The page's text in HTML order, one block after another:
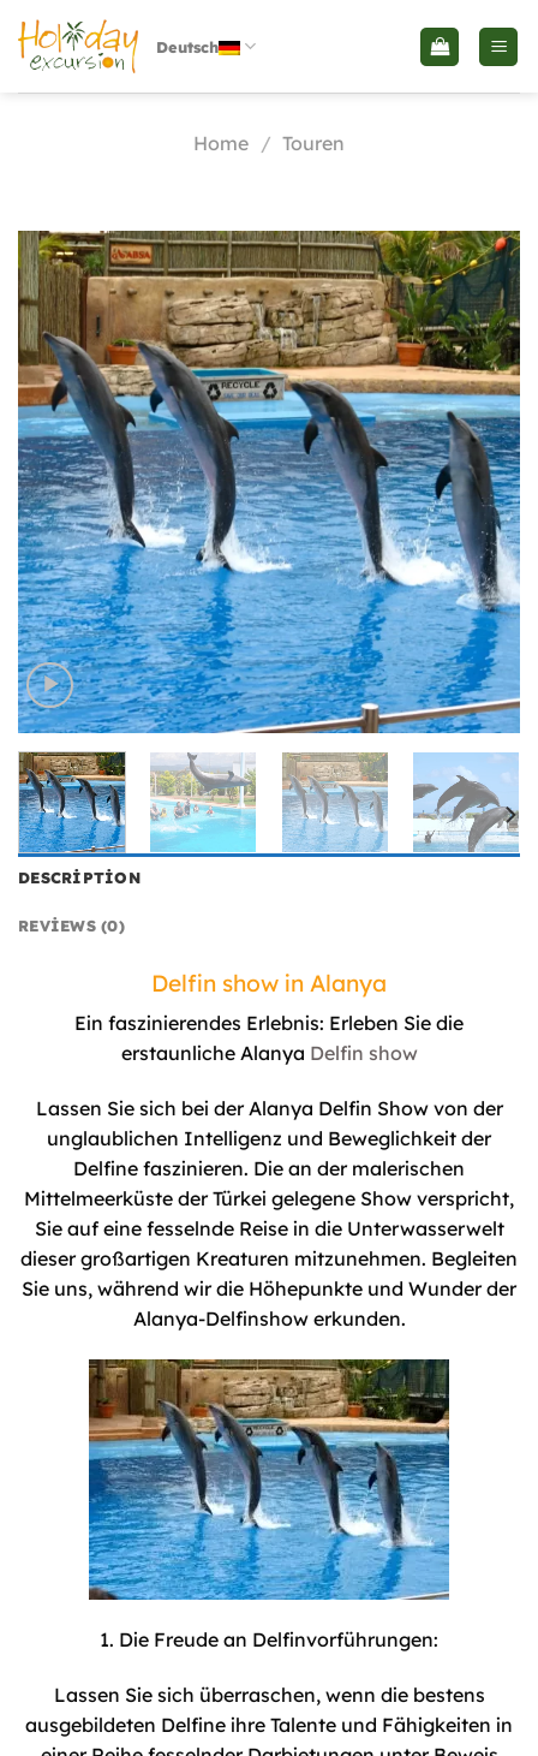
Skip
content
Deutsch
Home / Touren
DESCRIPTION
REVIEWS (0)
Delfin show in Alanya
Ein faszinierendes Erlebnis: Erleben Sie die
erstaunliche Alanya Delfin show
Lassen Sie sich bei der Alanya Delfin Show von der
unglaublichen Intelligenz und Beweglichkeit der
Delfine faszinieren. Die an der malerischen
Mittelmeerküste der Türkei gelegene Show verspricht,
Sie auf eine fesselnde Reise in die Unterwasserwelt
dieser großartigen Kreaturen mitzunehmen. Begleiten
Sie uns, während wir die Höhepunkte und Wunder der
Alanya-Delfinshow erkunden.
1. Die Freude an Delfinvorführungen:
Lassen Sie sich überraschen, wenn die bestens
ausgebildeten Delfine ihre Talente und Fähigkeiten in